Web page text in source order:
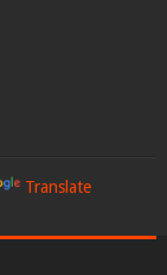
Translate